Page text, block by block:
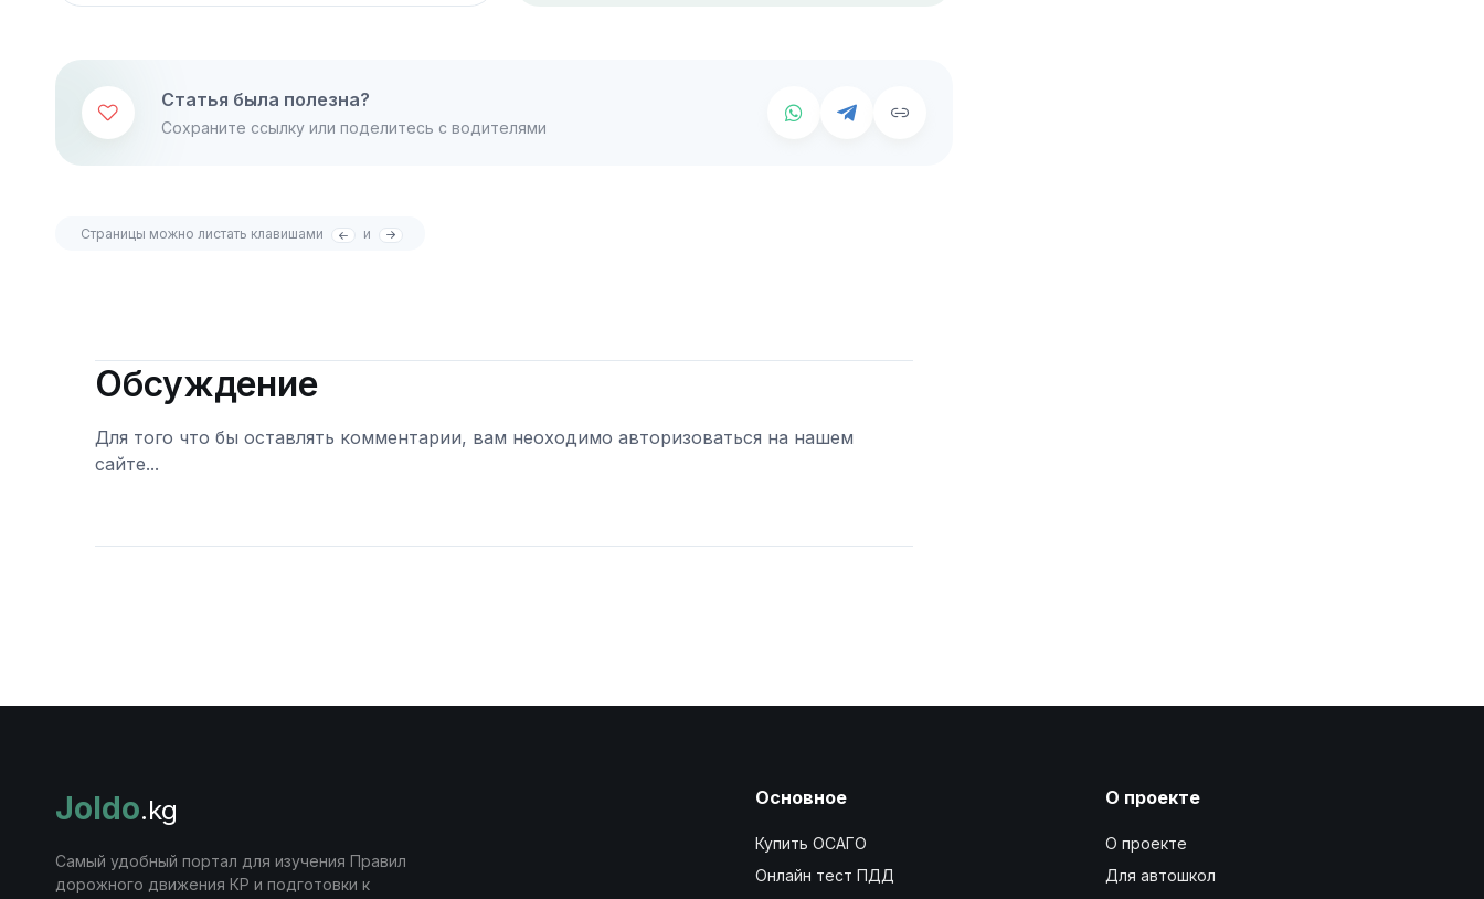
Статья была полезна?
Сохраните ссылку или поделитесь с водителями
Страницы можно листать клавишами и
Обсуждение
Для того что бы оставлять комментарии, вам неоходимо авторизоваться на нашем
сайте...
Joldo.kg
Самый удобный портал для изучения Правил
дорожного движения КР и подготовки к
Основное
Купить ОСАГО
Онлайн тест ПДД
О проекте
О проекте
Для автошкол